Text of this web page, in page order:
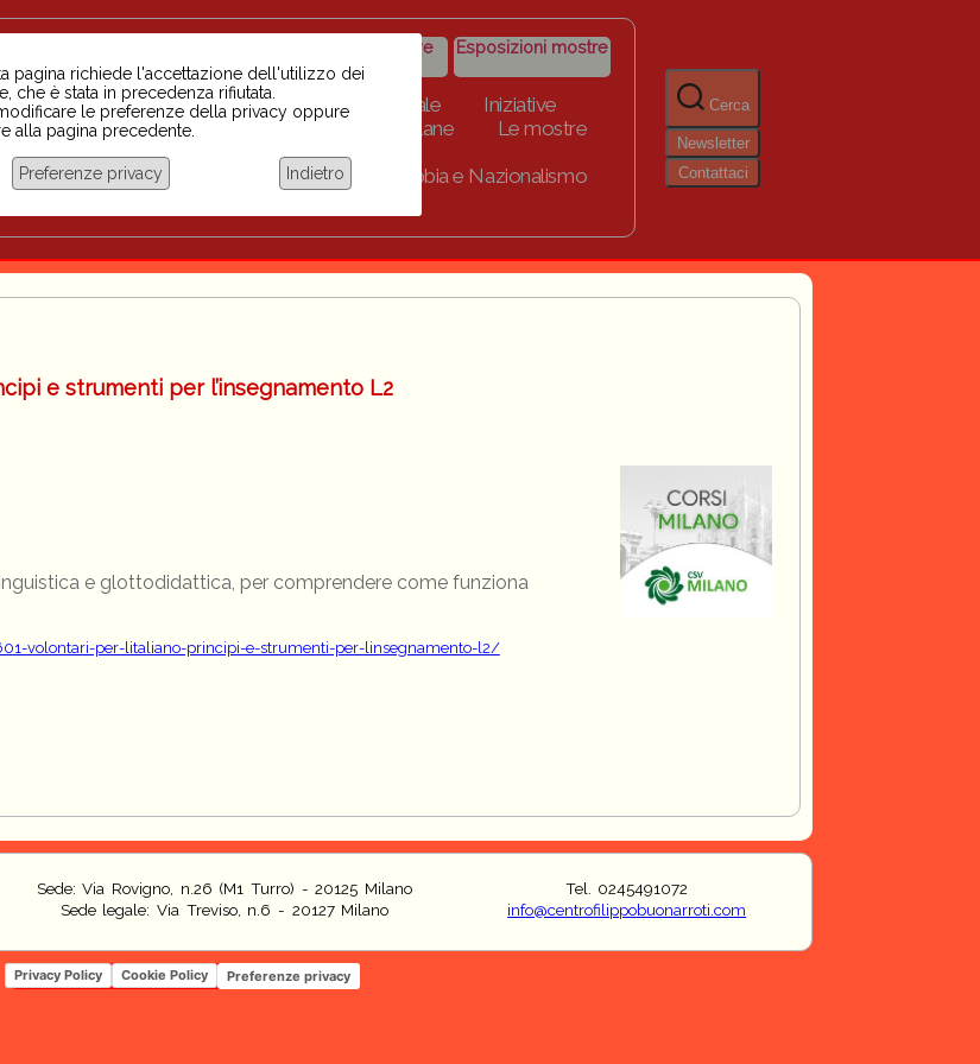
razzismo
iniziative
Storico iniziative Esposizioni mostre
Home Scuola BINARI Biblioteca digitale
Iniziative
per le scuole 2023-2024
Link Collane
Le mostre
Chi siamo
Coordinamento Docenti contro Razzismo, Xenofobia e Nazionalismo
Cerca
Newsletter
Contattaci
pagina richiede l'accettazione dell'utilizzo dei
che è stata in precedenza rifiutata.
le preferenze della privacy oppure
alla pagina precedente.
Preferenze privacy Indietro
e strumenti per l’insegnamento L2
e glottodidattica, per comprendere come funziona
volontari-per-litaliano-principi-e-strumenti-per-linsegnamento-l2/
Sede: Via Rovigno, n.26 (M1 Turro) - 20125 Milano
Sede legale: Via Treviso, n.6 - 20127 Milano
Tel. 0245491072
info@centrofilippobuonarroti.com
Privacy Policy Cookie Policy Preferenze privacy